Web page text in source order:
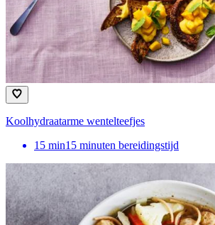
Koolhydraatarme wentelteefjes
15 min15 minuten bereidingstijd